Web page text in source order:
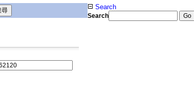
Search
Search